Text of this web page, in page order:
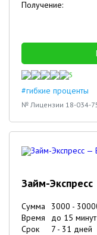
Получение:
5
#гибкие проценты
№ Лицензии 18-034-
Займ-Экспресс
Сумма 3000 -
Время
до 15 минут
Срок
7 - 31 дней